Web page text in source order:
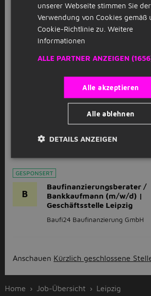
32 - 40 Stunde
Senior IT Berater - SAP BI /
Cloud / Sales (m/w/d)
StudentJob Leipzig
32 - 40 Stunde
IT Berater - SAP
Sales /
GESPONSERT
B
Baufinanzierungsberater /
Bankkaufmann (m/w/d) |
Geschäftsstelle Leipzig
Baufi24 Baufinanzierung GmbH
Anschauen Kürzlich geschlossene
Home Job-Übersicht
Leipzig
unserer Webseite stimmen Sie der
Verwendung von Cookies gemäß
Cookie-Richtlinie zu. Weitere
Informationen
ALLE PARTNER ANZEIGEN
Alle akzeptieren
Alle ablehnen
DETAILS ANZEIGEN